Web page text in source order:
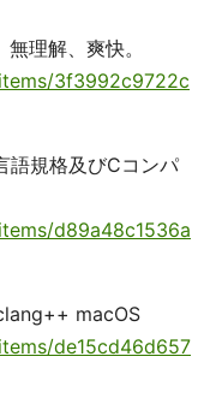
理解、爽快。
3f3992c9722c
語規格及びCコンパ
d89a48c1536a
macOS
de15cd46d657